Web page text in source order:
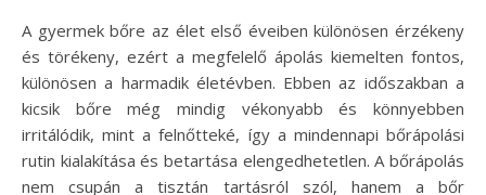
A gyermek bőre az élet első éveiben különösen érzékeny
és törékeny, ezért a megfelelő ápolás kiemelten fontos,
különösen a harmadik életévben. Ebben az időszakban a
kicsik bőre még mindig vékonyabb és könnyebben
irritálódik, mint a felnőtteké, így a mindennapi bőrápolási
rutin kialakítása és betartása elengedhetetlen. A bőrápolás
nem csupán a tisztán tartásról szól, hanem a bőr